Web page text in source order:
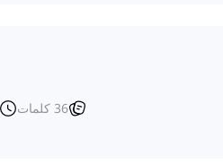
36 کلمات